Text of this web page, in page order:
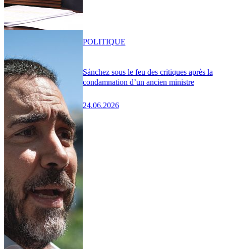
Sánchez sous le feu des critiques après la
condamnation d’un ancien ministre
24.06.2026
POLITIQUE